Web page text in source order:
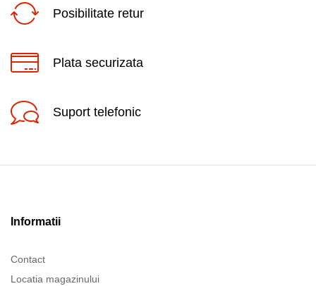
Posibilitate retur
Plata securizata
Suport telefonic
Informatii
Contact
Locatia magazinului